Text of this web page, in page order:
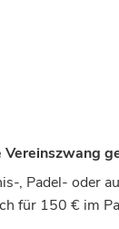
Vereinszwang
, Padel- oder
für 150 € im